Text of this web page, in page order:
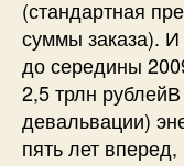
(стандартная
суммы заказа). И
до середины
2,5 трлн
девальвации)
пять лет